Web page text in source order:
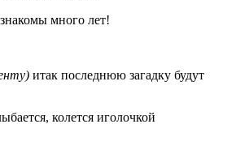
много лет!
итак последнюю загадку будут
колется иголочкой